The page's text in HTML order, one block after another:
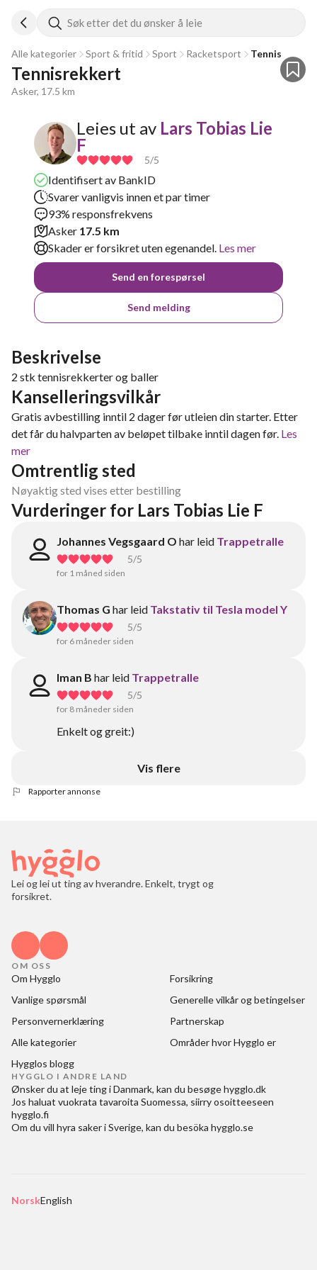
Søk etter det du ønsker å leie
Alle kategorier Sport & fritid Sport Racketsport Tennis
Tennisrekkert
Asker, 17.5 km
Leies ut av Lars Tobias Lie
F
5/5
Identifisert av BankID
Svarer vanligvis innen et par timer
93% responsfrekvens
Asker 17.5 km
Skader er forsikret uten egenandel. Les mer
Send en forespørsel
Send melding
Beskrivelse
2 stk tennisrekkerter og baller
Kanselleringsvilkår
Gratis avbestilling inntil 2 dager før utleien din starter. Etter
det får du halvparten av beløpet tilbake inntil dagen før. Les
mer
Omtrentlig sted
Nøyaktig sted vises etter bestilling
Vurderinger for Lars Tobias Lie F
Johannes Vegsgaard O har leid Trappetralle
5/5
for 1 måned siden
Thomas G har leid Takstativ til Tesla model Y
5/5
for 6 måneder siden
Iman B har leid Trappetralle
5/5
for 8 måneder siden
Enkelt og greit:)
Vis flere
Rapporter annonse
Lei og lei ut ting av hverandre. Enkelt, trygt og
forsikret.
OM OSS
Om Hygglo
Forsikring
Vanlige spørsmål
Generelle vilkår og betingelser
Personvernerklæring
Partnerskap
Alle kategorier
Områder hvor Hygglo er
Hygglos blogg
HYGGLO I ANDRE LAND
Ønsker du at leje ting i Danmark, kan du besøgehygglo.dk
Jos haluat vuokrata tavaroita Suomessa, siirry osoitteeseen
hygglo.fi
Om du vill hyra saker i Sverige, kan du besöka hygglo.se
NorskEnglish